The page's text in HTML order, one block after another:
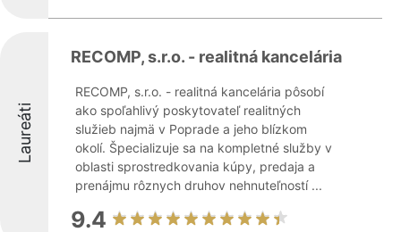
Laureáti
RECOMP, s.r.o. - realitná kancelária
RECOMP, s.r.o. - realitná kancelária pôsobí
ako spoľahlivý poskytovateľ realitných
služieb najmä v Poprade a jeho blízkom
okolí. Špecializuje sa na kompletné služby v
oblasti sprostredkovania kúpy, predaja a
prenájmu rôznych druhov nehnuteľností ...
9.4